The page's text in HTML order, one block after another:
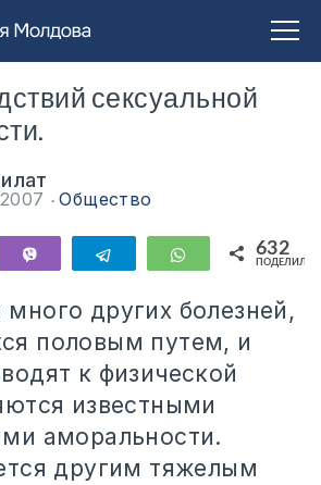
сексуальной
Общество
Telegram WhatsApp
632
других болезней,
половым путем, и
к физической
известными
аморальности.
другим тяжелым